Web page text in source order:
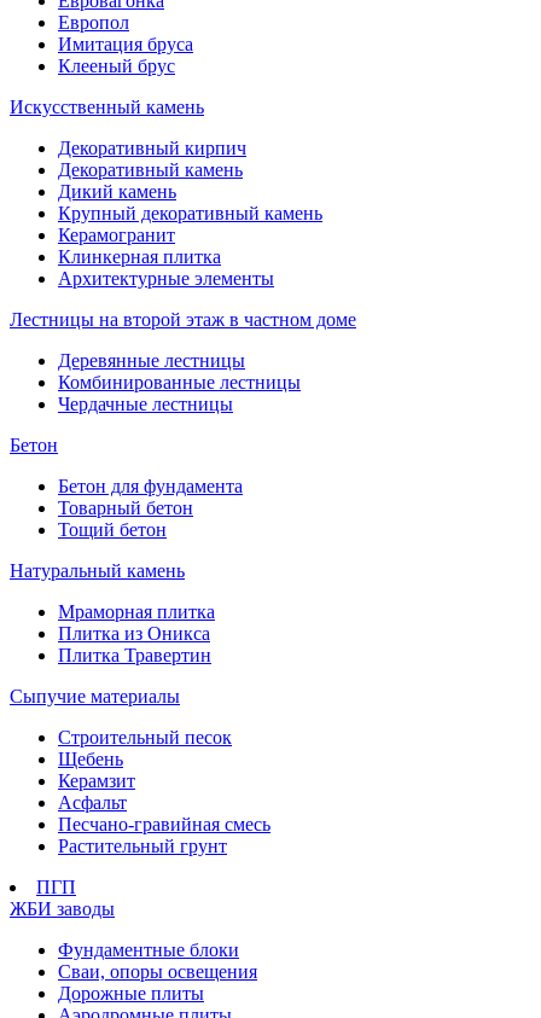
Европол
Имитация бруса
Клееный брус
Искусственный камень
Декоративный кирпич
Декоративный камень
Дикий камень
Крупный декоративный камень
Керамогранит
Клинкерная плитка
Архитектурные элементы
Лестницы на второй этаж в частном доме
Деревянные лестницы
Комбинированные лестницы
Чердачные лестницы
Бетон
Бетон для фундамента
Товарный бетон
Тощий бетон
Натуральный камень
Мраморная плитка
Плитка из Оникса
Плитка Травертин
Сыпучие материалы
Строительный песок
Щебень
Керамзит
Асфальт
Песчано-гравийная смесь
Растительный грунт
ПГП
ЖБИ заводы
Фундаментные блоки
Сваи, опоры освещения
Дорожные плиты